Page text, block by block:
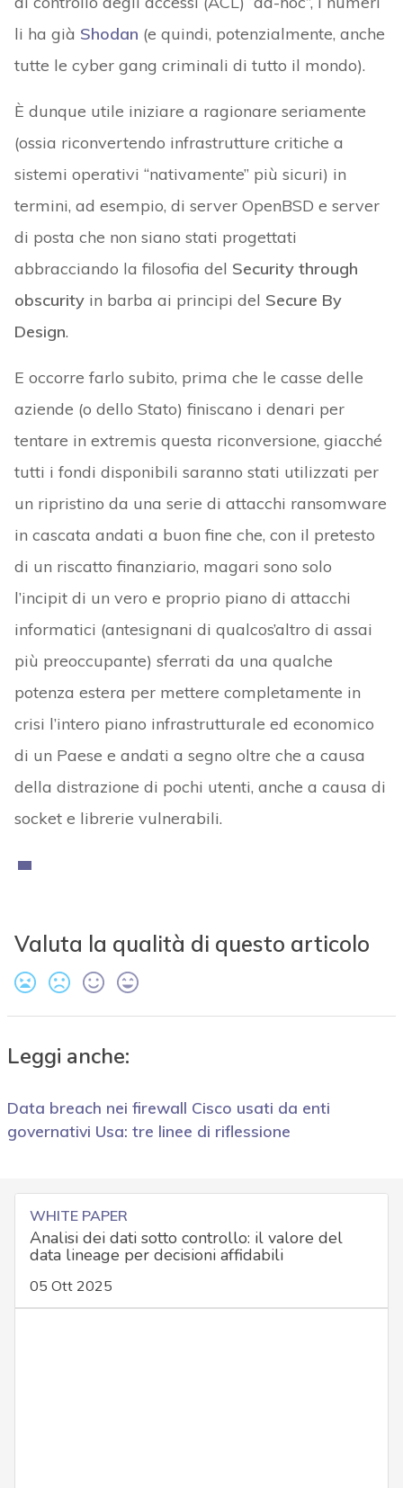
li ha già Shodan (e quindi, potenzialmente, anche
tutte le cyber gang criminali di tutto il mondo).
È dunque utile iniziare a ragionare seriamente
(ossia riconvertendo infrastrutture critiche a
sistemi operativi “nativamente” più sicuri) in
termini, ad esempio, di server OpenBSD e server
di posta che non siano stati progettati
abbracciando la filosofia del Security through
obscurityin barba ai principi del Secure By
Design.
E occorre farlo subito, prima che le casse delle
aziende (o dello Stato) finiscano i denari per
tentare in extremis questa riconversione, giacché
tutti i fondi disponibili saranno stati utilizzati per
un ripristino da una serie di attacchi ransomware
in cascata andati a buon fine che, con il pretesto
di un riscatto finanziario, magari sono solo
l’incipit di un vero e proprio piano di attacchi
informatici (antesignani di qualcos’altro di assai
più preoccupante) sferrati da una qualche
potenza estera per mettere completamente in
crisi l’intero piano infrastrutturale ed economico
di un Paese e andati a segno oltre che a causa
della distrazione di pochi utenti, anche a causa di
socket e librerie vulnerabili.
Valuta la qualità di questo articolo
Leggi anche:
Data breach nei firewall Cisco usati da enti
governativi Usa: tre linee di riflessione
WHITE PAPER
Analisi dei dati sotto controllo: il valore del
data lineage per decisioni affidabili
05 Ott 2025